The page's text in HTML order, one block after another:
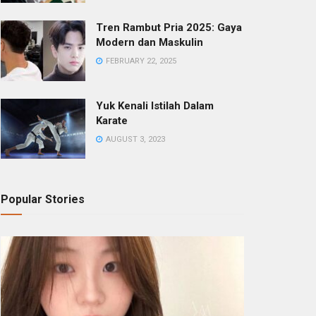
Tren Rambut Pria 2025: Gaya
Modern dan Maskulin
FEBRUARY 22, 2025
Yuk Kenali Istilah Dalam
Karate
AUGUST 3, 2023
Popular Stories